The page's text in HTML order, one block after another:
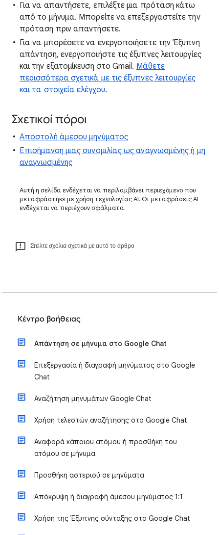
Για να απαντήσετε, επιλέξτε μια πρόταση κάτω
από το μήνυμα. Μπορείτε να επεξεργαστείτε την
πρόταση πριν απαντήσετε.
Για να μπορέσετε να ενεργοποιήσετε την Έξυπνη
απάντηση, ενεργοποιήστε τις έξυπνες λειτουργίες
και την εξατομίκευση στο Gmail. Μάθετε
περισσότερα σχετικά με τις έξυπνες λειτουργίες
και τα στοιχεία ελέγχου.
Σχετικοί πόροι
Αποστολή άμεσου μηνύματος
Επισήμανση μιας συνομιλίας ως αναγνωσμένης ή μη
αναγνωσμένης
Αυτή η σελίδα ενδέχεται να περιλαμβάνει περιεχόμενο που
μεταφράστηκε με χρήση τεχνολογίας AI. Οι μεταφράσεις AI
ενδέχεται να περιέχουν σφάλματα.
Στείλτε σχόλια σχετικά με αυτό το άρθρο
Κέντρο βοήθειας
Απάντηση σε μήνυμα στο Google Chat
Επεξεργασία ή διαγραφή μηνύματος στο Google
Chat
Αναζήτηση μηνυμάτων Google Chat
Χρήση τελεστών αναζήτησης στο Google Chat
Αναφορά κάποιου ατόμου ή προσθήκη του
ατόμου σε μήνυμα
Προσθήκη αστεριού σε μηνύματα
Απόκρυψη ή διαγραφή άμεσου μηνύματος 1:1
Χρήση της Έξυπνης σύνταξης στο Google Chat